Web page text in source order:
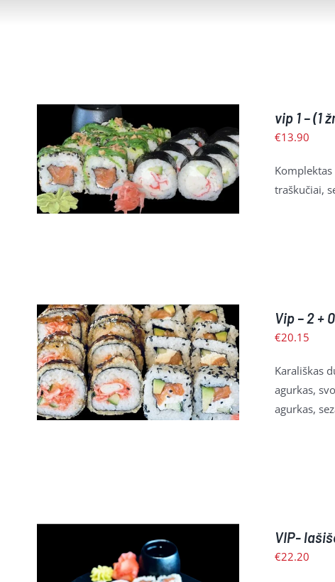
Į KREPŠELĮ / PLAČIAU
vip 1 – (1
€13.90
traškučiai,
Į KREPŠELĮ / PLAČIAU
Vip – 2 +
€20.15
Karališkas
agurkas,
agurkas,
VIP-
€22.20